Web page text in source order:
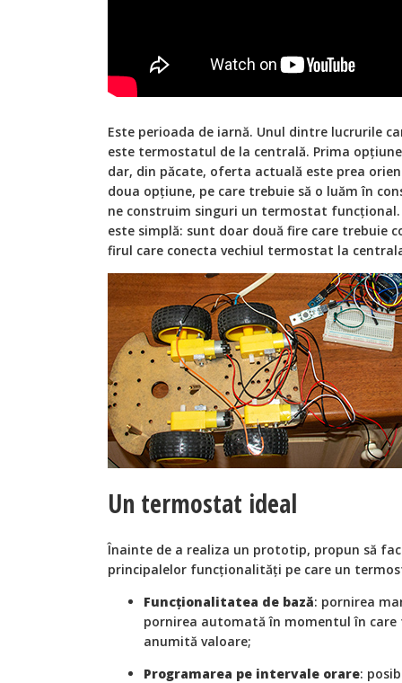
Este perioada de iarnă. Unul dintre lucrurile
este termostatul de la centrală. Prima
dar, din păcate, oferta actuală este prea
doua opțiune, pe care trebuie să o luăm în
ne construim singuri un termostat
este simplă: sunt doar două fire care trebuie
firul care conecta vechiul termostat la
Un termostat ideal
Înainte de a realiza un prototip, propun să
principalelor funcționalități pe care un
Funcționalitatea de bază: pornirea
pornirea automată în momentul în care
anumită valoare;
Programarea pe intervale orare: